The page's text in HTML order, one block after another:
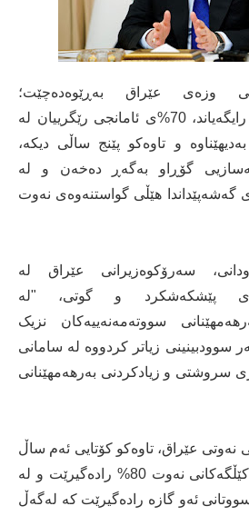
وزەی عێراق بەڕێوەدەچێت؛
سەرۆکوەزیرانی عێراق رایگەیاند، 70%ى ئامانجى رێگرییان لە
و تاوەکو پێنج ساڵى دیکە،
گۆڕاو بەگەڕ دەخەن و لە
هێڵى گواستنەوەى نەوت
سەرۆکوەزیرانی عێراق لە
پێشکەشکرد و گوتی، "لە
سووتەمەنەییەکان نزیک
سوودبینینى زیاتر کردووە لە سامانى
سروشتى و زیادکردنى بەرهەمهێنانى
نەوتى عێراق، تاوەکو کۆتایی ئەم ساڵ
سووتانى گازى هاوەڵى کێڵگەکانى نەوت 80% رادەگیرێت و لە
سووتانى ئەو گازە رادەگیرێت کە لەگەڵ